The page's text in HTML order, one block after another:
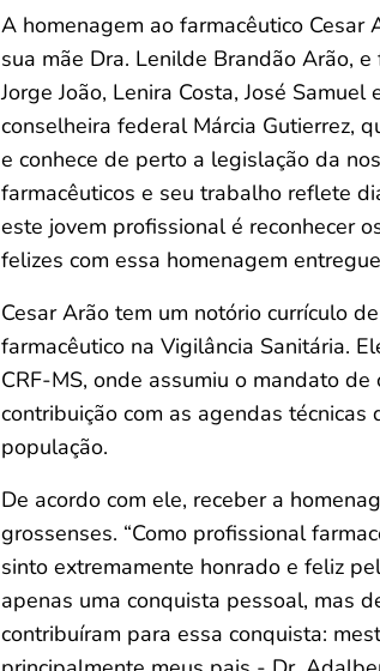
A homenagem ao farmacêutico
sua mãe Dra. Lenilde Brandão Arão,
Jorge João, Lenira Costa, José
conselheira federal Márcia Gutierrez,
e conhece de perto a legislação da
farmacêuticos e seu trabalho reflete
este jovem profissional é reconhecer
felizes com essa homenagem
Cesar Arão tem um notório currículo
farmacêutico na Vigilância Sanitária.
CRF-MS, onde assumiu o mandato
contribuição com as agendas
população.
De acordo com ele, receber a
grossenses. “Como profissional
sinto extremamente honrado e feliz
apenas uma conquista pessoal, mas
contribuíram para essa conquista: